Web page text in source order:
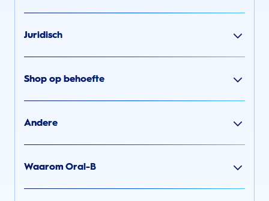
Juridisch
Shop op behoefte
Andere
Waarom Oral-B